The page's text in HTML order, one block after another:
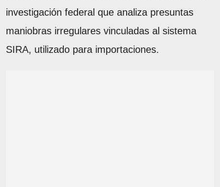
investigación federal que analiza presuntas
maniobras irregulares vinculadas al sistema
SIRA, utilizado para importaciones.